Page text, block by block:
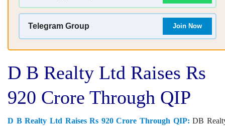
Telegram Group Join Now
D B Realty Ltd Raises Rs
920 Crore Through QIP
D B Realty Ltd Raises Rs 920 Crore Through QIP:DB